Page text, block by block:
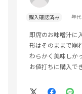
購入確認済み 年代:
即席のお味噌汁に
形はそのままで崩
わらかく美味しか
お値打ちに購入で